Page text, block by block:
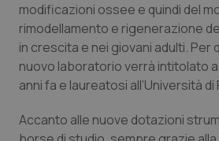
Rene & patologie
Salute orale & impianti
modificazioni ossee e quindi del
rimodellamento e rigenerazione
in crescita e nei giovani adulti. Per
nuovo laboratorio verrà intitolato
anni fa e laureatosi all’Università di
Accanto alle nuove dotazioni